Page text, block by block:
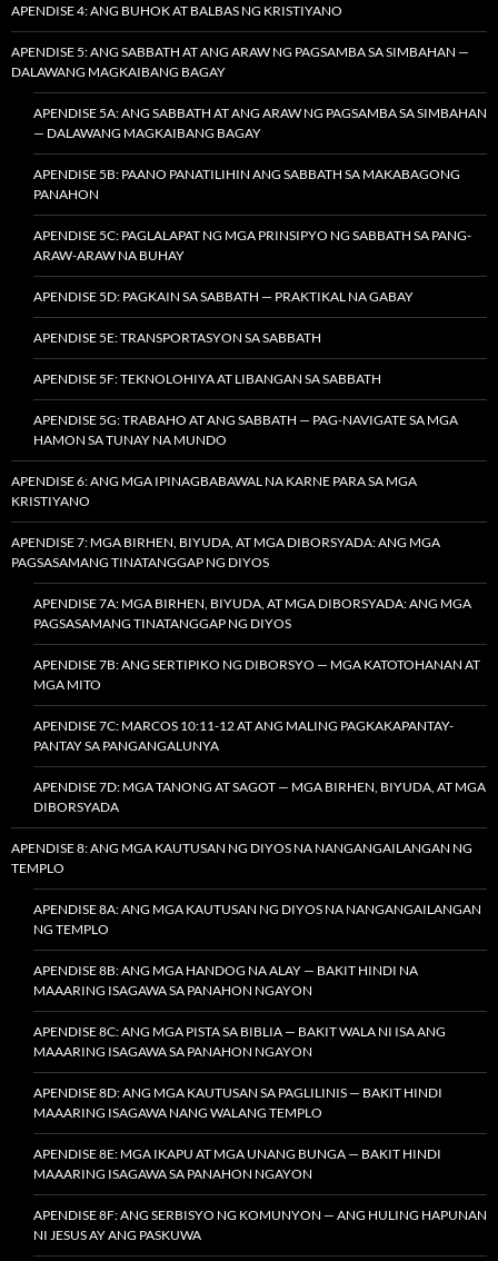
APENDISE 4: ANG BUHOK AT BALBAS NG KRISTIYANO
APENDISE 5: ANG SABBATH AT ANG ARAW NG PAGSAMBA SA SIMBAHAN —
DALAWANG MAGKAIBANG BAGAY
APENDISE 5A: ANG SABBATH AT ANG ARAW NG PAGSAMBA SA SIMBAHAN
— DALAWANG MAGKAIBANG BAGAY
APENDISE 5B: PAANO PANATILIHIN ANG SABBATH SA MAKABAGONG
PANAHON
APENDISE 5C: PAGLALAPAT NG MGA PRINSIPYO NG SABBATH SA PANG-
ARAW-ARAW NA BUHAY
APENDISE 5D: PAGKAIN SA SABBATH — PRAKTIKAL NA GABAY
APENDISE 5E: TRANSPORTASYON SA SABBATH
APENDISE 5F: TEKNOLOHIYA AT LIBANGAN SA SABBATH
APENDISE 5G: TRABAHO AT ANG SABBATH — PAG-NAVIGATE SA MGA
HAMON SA TUNAY NA MUNDO
APENDISE 6: ANG MGA IPINAGBABAWAL NA KARNE PARA SA MGA
KRISTIYANO
APENDISE 7: MGA BIRHEN, BIYUDA, AT MGA DIBORSYADA: ANG MGA
PAGSASAMANG TINATANGGAP NG DIYOS
APENDISE 7A: MGA BIRHEN, BIYUDA, AT MGA DIBORSYADA: ANG MGA
PAGSASAMANG TINATANGGAP NG DIYOS
APENDISE 7B: ANG SERTIPIKO NG DIBORSYO — MGA KATOTOHANAN AT
MGA MITO
APENDISE 7C: MARCOS 10:11-12 AT ANG MALING PAGKAKAPANTAY-
PANTAY SA PANGANGALUNYA
APENDISE 7D: MGA TANONG AT SAGOT — MGA BIRHEN, BIYUDA, AT MGA
DIBORSYADA
APENDISE 8: ANG MGA KAUTUSAN NG DIYOS NA NANGANGAILANGAN NG
TEMPLO
APENDISE 8A: ANG MGA KAUTUSAN NG DIYOS NA NANGANGAILANGAN
NG TEMPLO
APENDISE 8B: ANG MGA HANDOG NA ALAY — BAKIT HINDI NA
MAAARING ISAGAWA SA PANAHON NGAYON
APENDISE 8C: ANG MGA PISTA SA BIBLIA — BAKIT WALA NI ISA ANG
MAAARING ISAGAWA SA PANAHON NGAYON
APENDISE 8D: ANG MGA KAUTUSAN SA PAGLILINIS — BAKIT HINDI
MAAARING ISAGAWA NANG WALANG TEMPLO
APENDISE 8E: MGA IKAPU AT MGA UNANG BUNGA — BAKIT HINDI
MAAARING ISAGAWA SA PANAHON NGAYON
APENDISE 8F: ANG SERBISYO NG KOMUNYON — ANG HULING HAPUNAN
NI JESUS AY ANG PASKUWA